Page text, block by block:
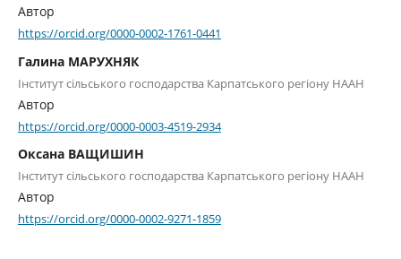
Автор
https://orcid.org/0000-0002-1761-0441
Галина МАРУХНЯК
Інститут сільського господарства Карпатського регіону НААН
Автор
https://orcid.org/0000-0003-4519-2934
Оксана ВАЩИШИН
Інститут сільського господарства Карпатського регіону НААН
Автор
https://orcid.org/0000-0002-9271-1859